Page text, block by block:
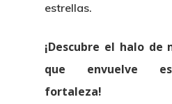
estrellas.
¡Descubre el halo
que envuelve
fortaleza!